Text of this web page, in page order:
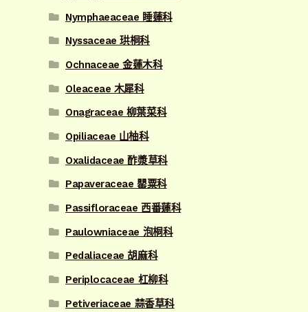
Nymphaeaceae 睡蓮科
Nyssaceae 珙桐科
Ochnaceae 金蓮木科
Oleaceae 木犀科
Onagraceae 柳葉菜科
Opiliaceae 山柚科
Oxalidaceae 酢漿草科
Papaveraceae 罌粟科
Passifloraceae 西番蓮科
Paulowniaceae 泡桐科
Pedaliaceae 胡麻科
Periplocaceae 杠柳科
Petiveriaceae 蒜香草科